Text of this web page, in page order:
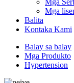
Mga
Mga
Balita
Kontaka Kami
Balay sa balay
Mga Produkto
Hypertension